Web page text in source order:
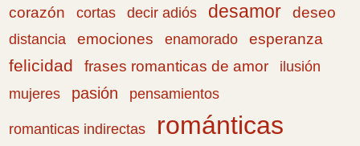
corazón
cortas decir adiós desamor deseo
distancia emociones enamorado esperanza
felicidad frases romanticas de amor
ilusión
mujeres
pasión pensamientos
romanticas indirectas románticas